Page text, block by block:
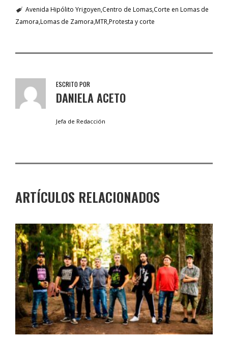
Avenida Hipólito Yrigoyen Centro de LomasCorte en Lomas de
Zamora Lomas de Zamora MTRProtesta y corte
ESCRITO POR
DANIELA ACETO
Jefa de Redacción
ARTÍCULOS RELACIONADOS